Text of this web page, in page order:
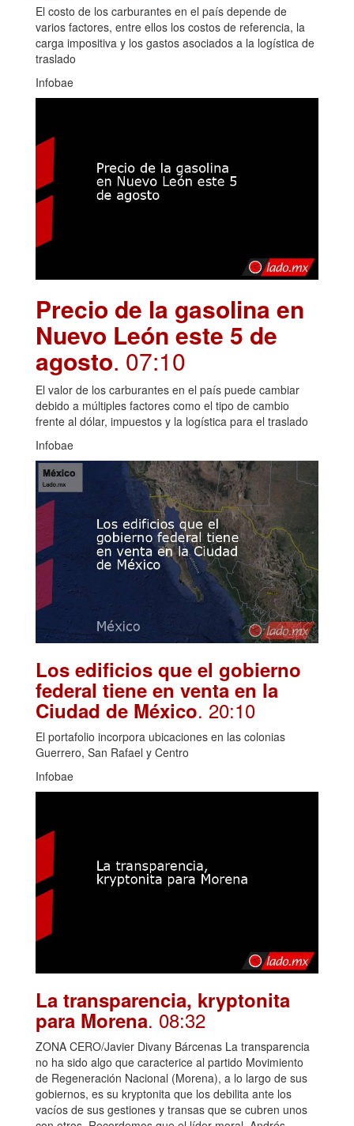
El costo de los carburantes en el país depende de
varios factores, entre ellos los costos de referencia, la
carga impositiva y los gastos asociados a la logística de
traslado
Infobae
Precio de la gasolina en
Nuevo León este 5 de
agosto. 07:10
El valor de los carburantes en el país puede cambiar
debido a múltiples factores como el tipo de cambio
frente al dólar, impuestos y la logística para el traslado
Infobae
Los edificios que el gobierno
federal tiene en venta en la
Ciudad de México. 20:10
El portafolio incorpora ubicaciones en las colonias
Guerrero, San Rafael y Centro
Infobae
La transparencia, kryptonita
para Morena. 08:32
ZONA CERO/Javier Divany Bárcenas La transparencia
no ha sido algo que caracterice al partido Movimiento
de Regeneración Nacional (Morena), a lo largo de sus
gobiernos, es su kryptonita que los debilita ante los
vacíos de sus gestiones y transas que se cubren unos